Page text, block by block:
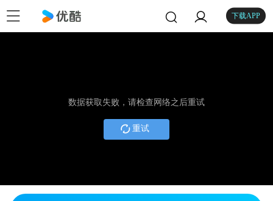
下载APP
数据获取失败，请检查网络之后重试
重试